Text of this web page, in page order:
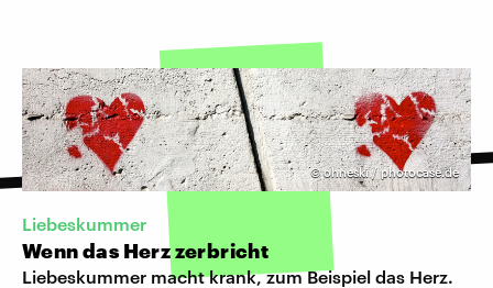
©ohneski / photocase.de
Liebeskummer
Wenn das Herz zerbricht
Liebeskummer macht krank, zum Beispiel das Herz.